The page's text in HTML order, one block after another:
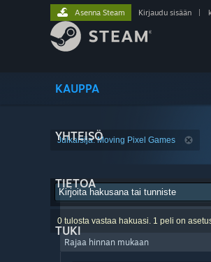
KAUPPA
YHTEISÖ
TIETOA
TUKI
Asenna Steam Kirjaudu sisään
Julkaisija: Moving Pixel Games
0 tulosta vastaa hakuasi. 1 peli on
Rajaa hinnan mukaan